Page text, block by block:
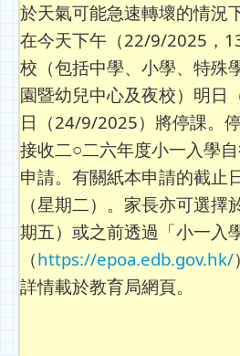
於天氣可能急速轉壞的情況
在今天下午（22/9/2025，
校（包括中學、小學、特殊
園暨幼兒中心及夜校）明日
日（24/9/2025）將停課。
接收二○二六年度小一入學
申請。有關紙本申請的截止
（星期二）。家長亦可選擇
期五）或之前透過「小一入
（https://epoa.edb.gov.hk/
詳情載於教育局網頁。